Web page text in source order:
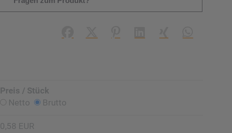
Facebook
X PinterestLinkedInXing WhatsApp
Preis / Stück
Netto
Brutto
0,58 EUR